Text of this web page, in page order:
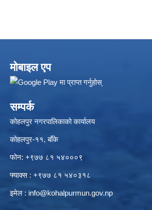
मोबाइल एप
सम्पर्क
कोहलपुर नगरपालिकाको कार्यालय
कोहलपुर-११, बाँके
फोन: +९७७ ८१ ५४०००९
फ्याक्स : +९७७ ८१ ५४०३१८
इमेल : info@kohalpurmun.gov.np